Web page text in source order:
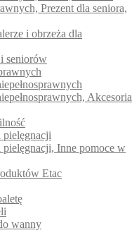
Prezent dla seniora,
i obrzeża dla
seniorów
Akcesoria
Inne pomoce w
Etac
wanny